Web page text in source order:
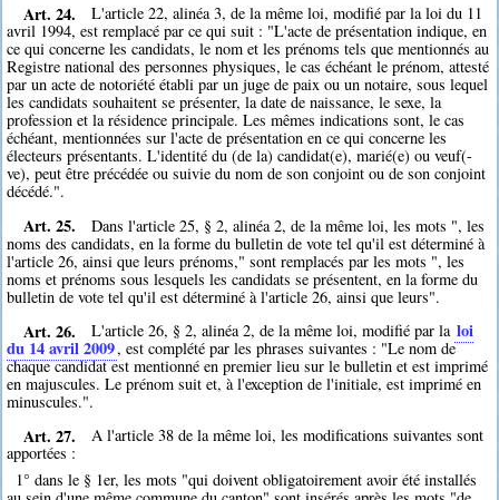
Art. 24.
L'article 22, alinéa 3, de la même loi, modifié par la loi du 11
avril 1994, est remplacé par ce qui suit : "L'acte de présentation indique, en
ce qui concerne les candidats, le nom et les prénoms tels que mentionnés au
Registre national des personnes physiques, le cas échéant le prénom, attesté
par un acte de notoriété établi par un juge de paix ou un notaire, sous lequel
les candidats souhaitent se présenter, la date de naissance, le sexe, la
profession et la résidence principale. Les mêmes indications sont, le cas
échéant, mentionnées sur l'acte de présentation en ce qui concerne les
électeurs présentants. L'identité du (de la) candidat(e), marié(e) ou veuf(-
ve), peut être précédée ou suivie du nom de son conjoint ou de son conjoint
décédé.".
Art. 25.
Dans l'article 25, § 2, alinéa 2, de la même loi, les mots ", les
noms des candidats, en la forme du bulletin de vote tel qu'il est déterminé à
l'article 26, ainsi que leurs prénoms," sont remplacés par les mots ", les
noms et prénoms sous lesquels les candidats se présentent, en la forme du
bulletin de vote tel qu'il est déterminé à l'article 26, ainsi que leurs".
Art. 26. L'article 26, § 2, alinéa 2, de la même loi, modifié par la loi
du 14 avril 2009, est complété par les phrases suivantes : "Le nom de
chaque candidat est mentionné en premier lieu sur le bulletin et est imprimé
en majuscules. Le prénom suit et, à l'exception de l'initiale, est imprimé en
minuscules.".
Art. 27.
A l'article 38 de la même loi, les modifications suivantes sont
apportées :
1° dans le § 1er, les mots "qui doivent obligatoirement avoir été installés